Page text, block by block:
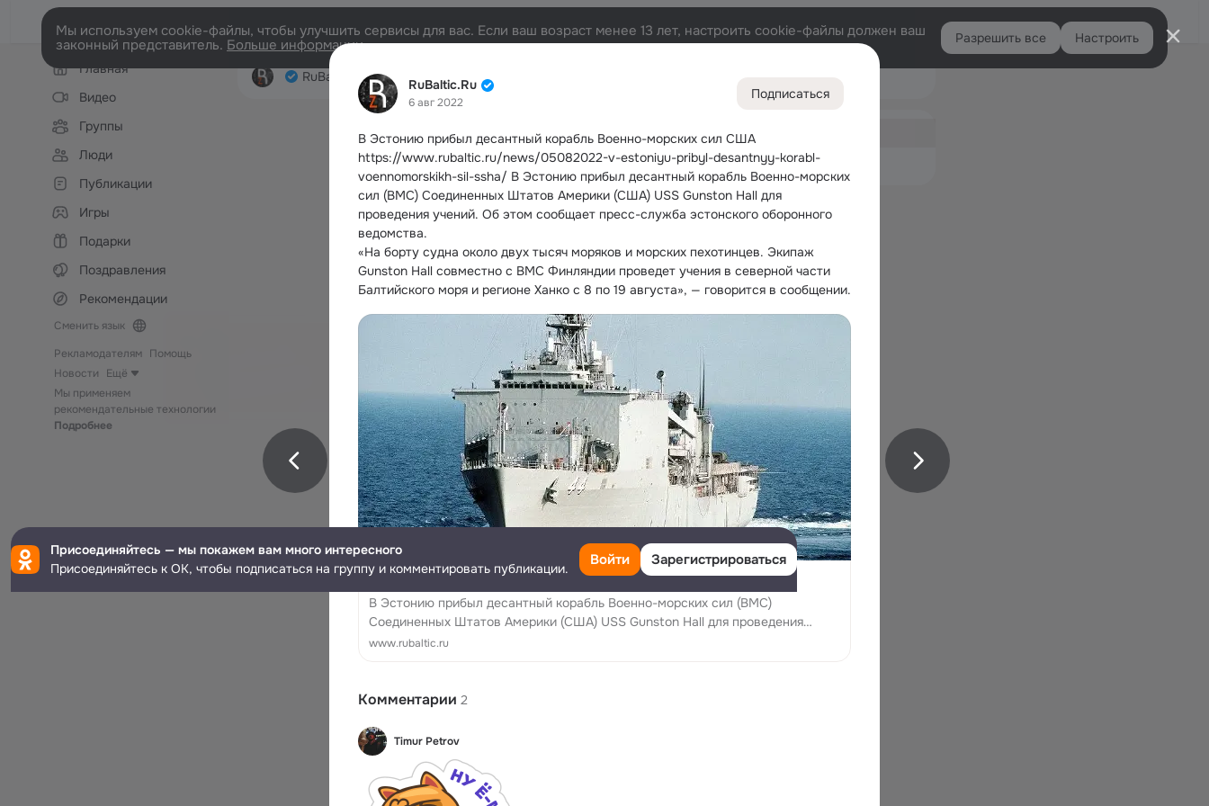
RuBaltic.Ru
6 авг 2022
Подписаться
В Эстонию прибыл десантный корабль Военно-морских сил США
https://www.rubaltic.ru/news/05082022-v-estoniyu-pribyl-desantnyy-korabl-
voennomorskikh-sil-ssha/ В Эстонию прибыл десантный корабль Военно-морских
сил (ВМС) Соединенных Штатов Америки (США) USS Gunston Hall для
проведения учений. Об этом сообщает пресс-служба эстонского оборонного
ведомства.
«На борту судна около двух тысяч моряков и морских пехотинцев. Экипаж
Gunston Hall совместно с ВМС Финляндии проведет учения в северной части
Балтийского моря и регионе Ханко с 8 по 19 августа», — говорится в сообщении.
В Эстонию прибыл десантный корабль Военно-морских сил США
В Эстонию прибыл десантный корабль Военно-морских сил (ВМС)
Соединенных Штатов Америки (США) USS Gunston Hall для проведения
учений. Об этом сообщает пресс-служба эстонского оборонного
www.rubaltic.ru
Комментарии 2
Timur Petrov
Войти
Мы используем cookie-файлы, чтобы улучшить сервисы для вас. Если ваш возраст менее 13 лет, настроить cookie-файлы должен ваш
законный представитель. Больше информации Разрешить все Настроить
Левая
колонкаГлавная
Видео
Группы
Люди
Публикации
Игры
Подарки
Поздравления
Рекомендации
Сменить язык
Рекламодателям Помощь
Новости
Ещё
Мы применяем
рекомендательные технологии
Подробнее
RuBaltic.Ru Лента Участники
колонка
Всё
Обсуждаемые
Присоединяйтесь — мы покажем вам много интересного
Присоединяйтесь к ОК, чтобы подписаться на группу и комментировать публикации.
Войти Зарегистрироваться